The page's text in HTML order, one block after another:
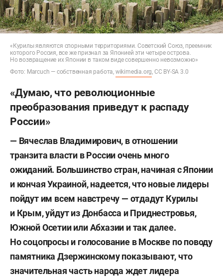
«Курилы являются спорными территориями. Советский Союз, преемник
которого Россия, все же признал за Японией эти четыре острова.
Но возвращение их Японии в таком виде совершенно невозможно»
Фото: Marcuch — собственная работа, wikimedia.org , CC BY-SA 3.0
«Думаю, что революционные
преобразования приведут к распаду
России»
— Вячеслав Владимирович, в отношении
транзита власти в России очень много
ожиданий. Большинство стран, начиная с Японии
и кончая Украиной, надеется, что новые лидеры
пойдут им всем навстречу — отдадут Курилы
и Крым, уйдут из Донбасса и Приднестровья,
Южной Осетии или Абхазии и так далее.
Но соцопросы и голосование в Москве по поводу
памятника Дзержинскому показывают, что
значительная часть народа ждет лидера